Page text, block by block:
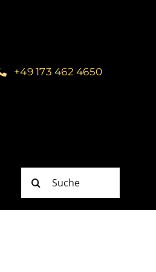
+49 173 462 4650
Suche